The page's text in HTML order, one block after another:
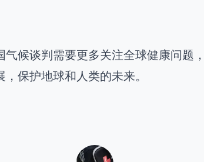
候谈判需要更多关注全球健康问题
保护地球和人类的未来。